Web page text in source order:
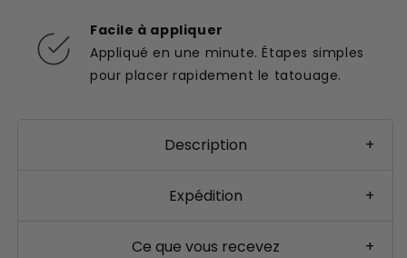
Facile à appliquer
Appliqué en une minute. Étapes simples
pour placer rapidement le tatouage.
Description +
Expédition +
Ce que vous recevez +